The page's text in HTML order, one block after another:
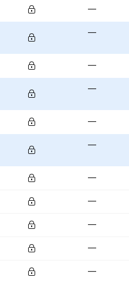
—
—
—
—
—
—
—
—
—
—
—